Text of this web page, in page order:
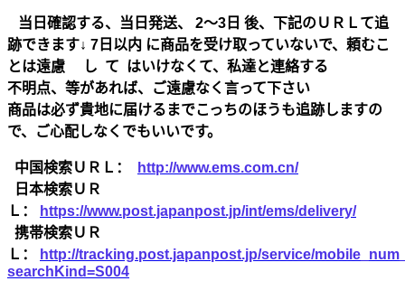
当日確認する、当日発送、 2～3日 後、下記のＵＲＬて追
跡できます↓ 7日以内 に商品を受け取っていないで、頼むこ
とは遠慮 し て はいけなくて、私達と連絡する
不明点、等があれば、ご遠慮なく言って下さい
商品は必ず貴地に届けるまでこっちのほうも追跡しますの
で、ご心配しなくでもいいです。
中国検索ＵＲＬ：
http://www.ems.com.cn/
日本検索ＵＲ
Ｌ：
https://www.post.japanpost.jp/int/ems/delivery/
携帯検索ＵＲ
Ｌ：
http://tracking.post.japanpost.jp/service/
searchKind=S004